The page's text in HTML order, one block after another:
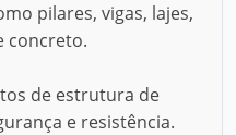
pilares, vigas, lajes,
concreto.
de estrutura de
e resistência.